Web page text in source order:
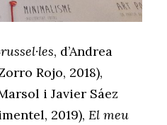
, d’Andrea
Rojo, 2018),
i Javier Sáez
2019), El meu